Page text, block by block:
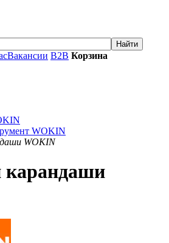
Вакансии B2B Корзина
WOKIN
WOKIN